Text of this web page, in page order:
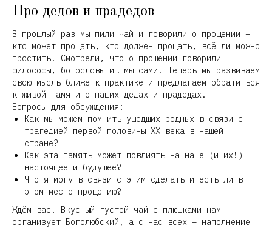
Про дедов и прадедов
В прошлый раз мы пили чай и говорили о прощении –
кто может прощать, кто должен прощать, всё ли можно
простить. Смотрели, что о прощении говорили
философы, богословы и… мы сами. Теперь мы развиваем
свою мысль ближе к практике и предлагаем обратиться
к живой памяти о наших дедах и прадедах.
Вопросы для обсуждения:
Как мы можем помнить ушедших родных в связи с
трагедией первой половины XX века в нашей
стране?
Как эта память может повлиять на наше (и их!)
настоящее и будущее?
Что я могу в связи с этим сделать и есть ли в
этом место прощению?
Ждём вас! Вкусный густой чай с плюшками нам
организует Боголюбский, а с нас всех – наполнение